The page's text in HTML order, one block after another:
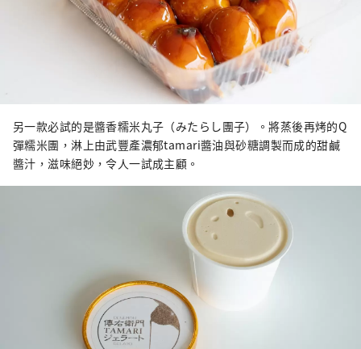
另一款必試的是醬香糯米丸子（みたらし團子）。將蒸後再烤的Q
彈糯米團，淋上由武豐產濃郁tamari醬油與砂糖調製而成的甜鹹
醬汁，滋味絕妙，令人一試成主顧。